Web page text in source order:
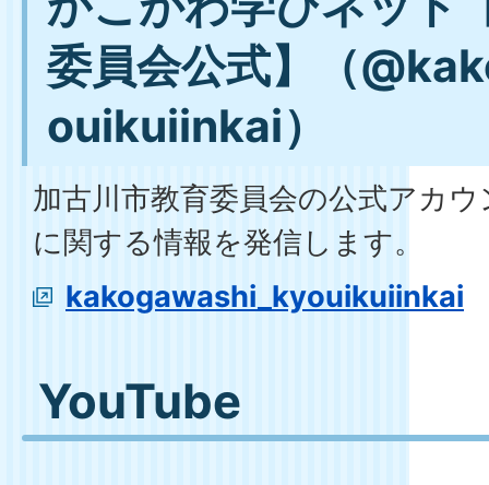
委員会公式】（
ouikuiinkai）
加古川市教育委員会の公式アカ
に関する情報を発信します。
kakogawashi_kyouikuiinkai
YouTube